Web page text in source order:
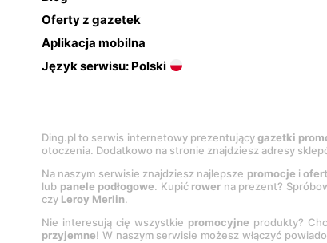
Oferty z gazetek
Aplikacja mobilna
Język serwisu: Polski
Ding.pl to serwis internetowy prezentującygazetki
otoczenia. Dodatkowo na stronie znajdziesz adresy
Na naszym serwisie znajdziesz najlepsze promocje i
lub panele podłogowe. Kupić rower na prezent?
czy Leroy Merlin.
Nie interesują cię wszystkie promocyjne produkty?
przyjemne! W naszym serwisie możesz włączyć